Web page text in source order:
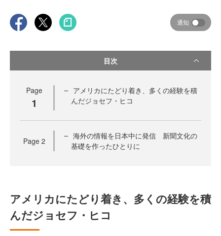
通知
目次
Page
1
アメリカにたどり着き、多くの経験を積
んだジョセフ・ヒコ
Page 2
海外の情報を日本中に発信 新聞文化の
基礎を作ったひとりに
アメリカにたどり着き、多くの経験を積
んだジョセフ・ヒコ